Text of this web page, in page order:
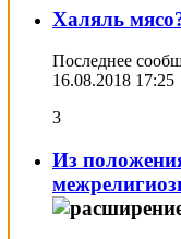
Халяль
Последнее
16.08.2018 17:25
3
Из